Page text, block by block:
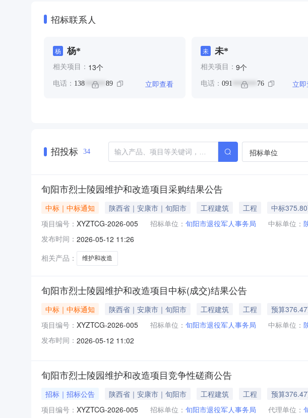
招标联系人
杨 杨*
相关项目： 13个
电话： 138 ****** 89 立即查看
未 未*
相关项目： 9个
电话： 091 ******* 76 立
招投标 34 招标单位
旬阳市烈士陵园维护和改造项目采购结果公告
中标｜中标通知 陕西省｜安康市｜旬阳市 工程建筑 工程
中标
项目编号： XYZTCG-2026-005 招标单位： 旬阳市退役军人事务局 中标单位：
发布时间： 2026-05-12 11:26
相关产品：
维护和改造
旬阳市烈士陵园维护和改造项目中标(成交)结果公告
中标｜中标通知 陕西省｜安康市｜旬阳市 工程建筑 工程 预算
项目编号： XYZTCG-2026-005 招标单位： 旬阳市退役军人事务局 中标单位：
发布时间： 2026-05-12 11:02
旬阳市烈士陵园维护和改造项目竞争性磋商公告
招标｜招标公告 陕西省｜安康市｜旬阳市 工程建筑 工程
预算
项目编号： XYZTCG-2026-005 招标单位： 旬阳市退役军人事务局 代理单位：